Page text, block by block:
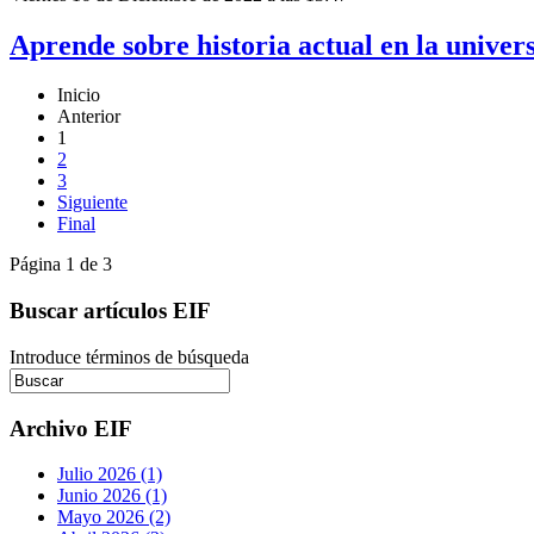
Aprende sobre historia actual en la
Inicio
Anterior
1
2
3
Siguiente
Final
Página 1 de 3
Buscar artículos EIF
Introduce términos de búsqueda
Archivo EIF
Julio 2026 (1)
Junio 2026 (1)
Mayo 2026 (2)